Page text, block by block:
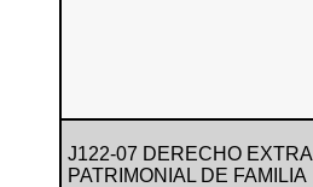
J122-07 DERECHO EXTRA
PATRIMONIAL DE FAMILIA